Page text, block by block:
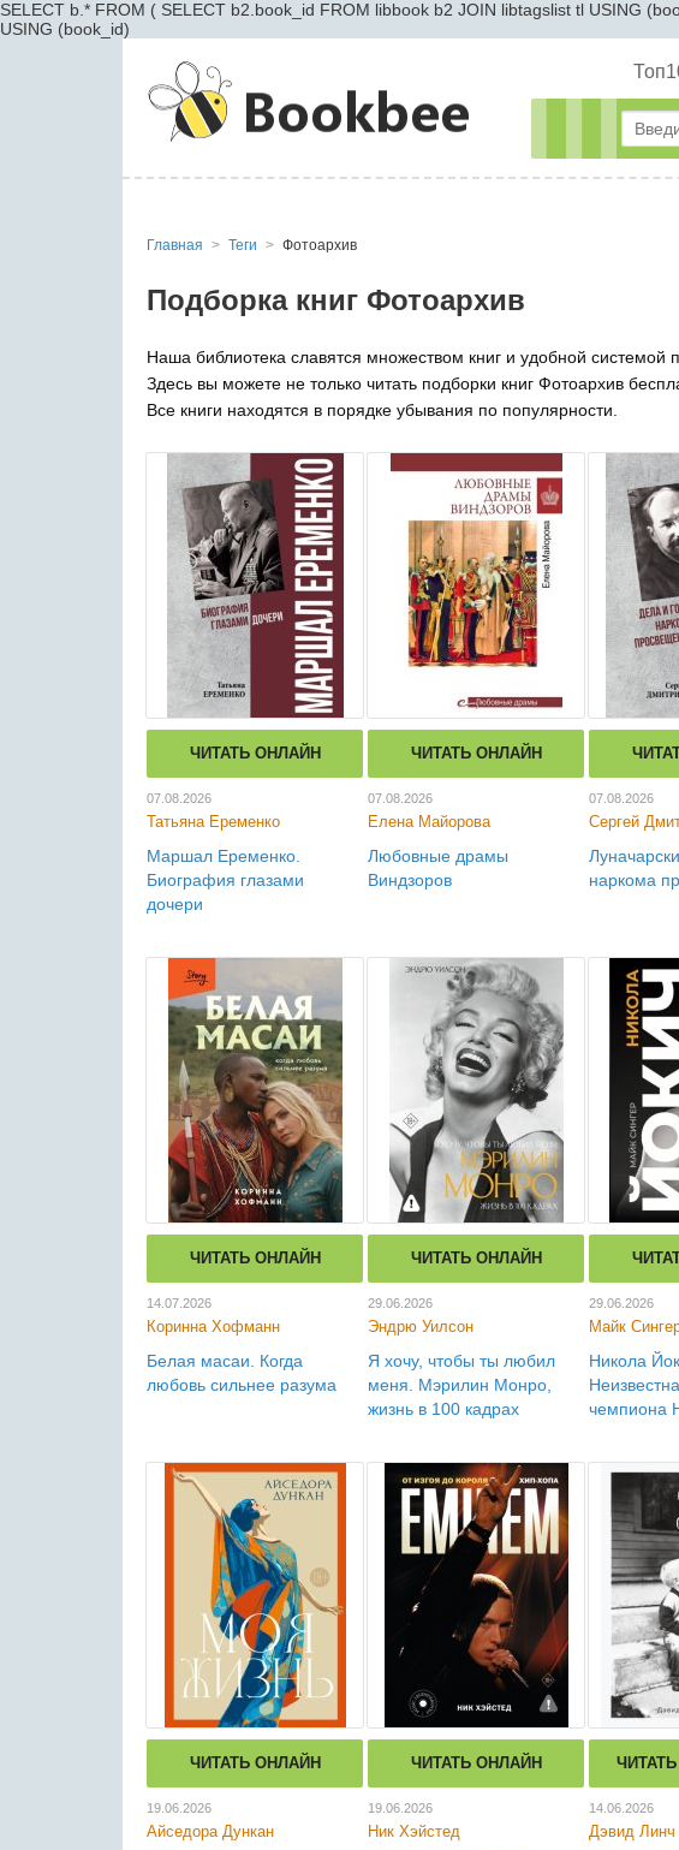
SELECT b.* FROM ( SELECT b2.book_id FROM libbook b2 JOIN libtagslist tl USING
USING (book_id)
Главная Теги Фотоархив
Подборка книг Фотоархив
Наша библиотека славятся множеством книг и удобной системой
Здесь вы можете не только читать подборки книг Фотоархив
Все книги находятся в порядке убывания по популярности.
ЧИТАТЬ ОНЛАЙН
07.08.2026
Татьяна Еременко
Маршал Еременко.
Биография глазами
дочери
ЧИТАТЬ ОНЛАЙН
07.08.2026
Елена Майорова
Любовные драмы
Виндзоров
07.08.2026
Сергей
наркома
ЧИТАТЬ ОНЛАЙН
14.07.2026
Коринна Хофманн
Белая масаи. Когда
любовь сильнее разума
ЧИТАТЬ ОНЛАЙН
29.06.2026
Эндрю Уилсон
Я хочу, чтобы ты любил
меня. Мэрилин Монро,
жизнь в 100 кадрах
29.06.2026
Майк
Никола
чемпиона
ЧИТАТЬ ОНЛАЙН
19.06.2026
Айседора Дункан
ЧИТАТЬ ОНЛАЙН
19.06.2026
Ник Хэйстед
14.06.2026
Дэвид Линч